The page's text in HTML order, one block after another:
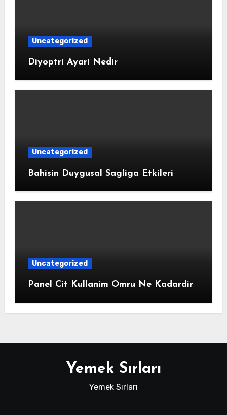
Uncategorized
Diyoptri Ayari Nedir
Uncategorized
Bahisin Duygusal Sagliga Etkileri
Uncategorized
Panel Cit Kullanim Omru Ne Kadardir
Yemek Sırları
Yemek Sırları